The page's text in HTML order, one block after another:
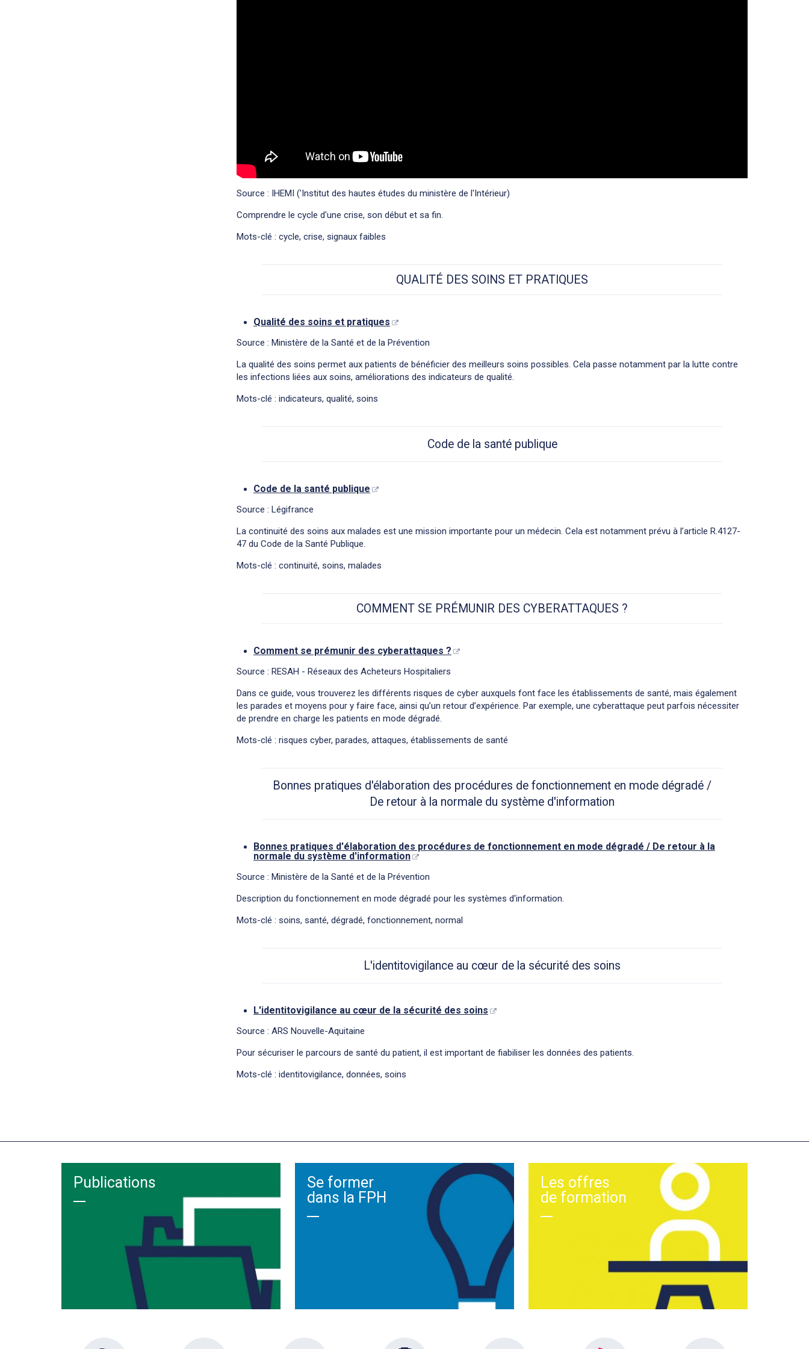
Source : IHEMI ('Institut des hautes études du ministère de l'Intérieur)
Comprendre le cycle d'une crise, son début et sa fin.
Mots-clé : cycle, crise, signaux faibles
QUALITÉ DES SOINS ET PRATIQUES
Qualité des soins et pratiques
Source : Ministère de la Santé et de la Prévention
La qualité des soins permet aux patients de bénéficier des meilleurs soins possibles. Cela passe notamment par la lutte contre
les infections liées aux soins, améliorations des indicateurs de qualité.
Mots-clé : indicateurs, qualité, soins
Code de la santé publique
Code de la santé publique
Source : Légifrance
La continuité des soins aux malades est une mission importante pour un médecin. Cela est notamment prévu à l’article R.4127-
47 du Code de la Santé Publique.
Mots-clé : continuité, soins, malades
COMMENT SE PRÉMUNIR DES CYBERATTAQUES ?
Comment se prémunir des cyberattaques ?
Source : RESAH - Réseaux des Acheteurs Hospitaliers
Dans ce guide, vous trouverez les différents risques de cyber auxquels font face les établissements de santé, mais également
les parades et moyens pour y faire face, ainsi qu’un retour d’expérience. Par exemple, une cyberattaque peut parfois nécessiter
de prendre en charge les patients en mode dégradé.
Mots-clé : risques cyber, parades, attaques, établissements de santé
Bonnes pratiques d'élaboration des procédures de fonctionnement en mode dégradé /
De retour à la normale du système d'information
Bonnes pratiques d'élaboration des procédures de fonctionnement en mode dégradé / De retour à la
normale du système d'information
Source : Ministère de la Santé et de la Prévention
Description du fonctionnement en mode dégradé pour les systèmes d'information.
Mots-clé : soins, santé, dégradé, fonctionnement, normal
L'identitovigilance au cœur de la sécurité des soins
L'identitovigilance au cœur de la sécurité des soins
Source : ARS Nouvelle-Aquitaine
Pour sécuriser le parcours de santé du patient, il est important de fiabiliser les données des patients.
Mots-clé : identitovigilance, données, soins
Publications
Se former
dans la FPH
Les offres
de formation